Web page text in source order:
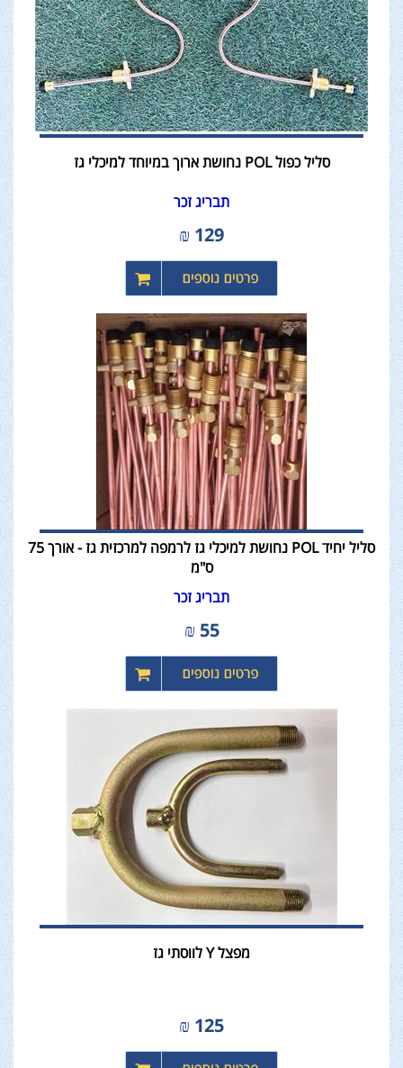
סליל כפול POL נחושת ארוך במיוחד למיכלי גז
תבריג זכר
129
₪
סליל יחיד POL נחושת למיכלי גז לרמפה למרכזית גז - אורך 75
ס"מ
תבריג זכר
55
₪
מפצל Y לווסתי גז
125
₪